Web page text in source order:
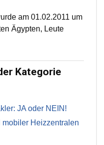
am 01.02.2011 um
Ägypten, Leute
Kategorie
JA oder NEIN!
Heizzentralen